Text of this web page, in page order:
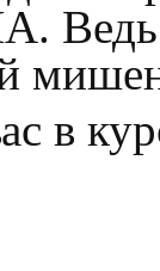
Ведь
в